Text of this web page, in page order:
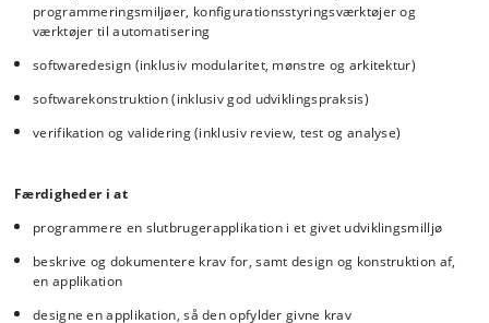
programmeringsmiljøer, konfigurationsstyringsværktøjer og
værktøjer til automatisering
softwaredesign (inklusiv modularitet, mønstre og arkitektur)
softwarekonstruktion (inklusiv god udviklingspraksis)
verifikation og validering (inklusiv review, test og analyse)
Færdigheder i at
programmere en slutbrugerapplikation i et givet udviklingsmilljø
beskrive og dokumentere krav for, samt design og konstruktion af,
en applikation
designe en applikation, så den opfylder givne krav